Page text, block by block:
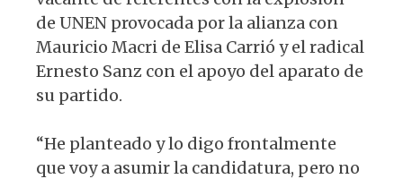
de UNEN provocada por la alianza con
Mauricio Macri de Elisa Carrió y el radical
Ernesto Sanz con el apoyo del aparato de
su partido.
“He planteado y lo digo frontalmente
que voy a asumir la candidatura, pero no